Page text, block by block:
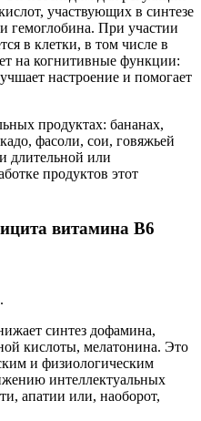
участвующих в синтезе
гемоглобина. При участии
в клетки, в том числе в
на когнитивные функции:
настроение и помогает
продуктах: бананах,
фасоли, сои, говяжьей
длительной или
продуктов этот
витамина B6
синтез дофамина,
кислоты, мелатонина. Это
и физиологическим
интеллектуальных
апатии или, наоборот,